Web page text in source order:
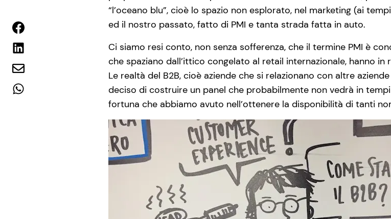
“l’oceano blu”, cioè lo spazio non esplorato, nel marketing (ai
ed il nostro passato, fatto di PMI e tanta strada fatta in auto.
Ci siamo resi conto, non senza sofferenza, che il termine PMI è
che spaziano dall’ittico congelato al retail internazionale, hanno
Le realtà del B2B, cioè aziende che si relazionano con altre
deciso di costruire un panel che probabilmente non vedrà in
fortuna che abbiamo avuto nell’ottenere la disponibilità di tanti